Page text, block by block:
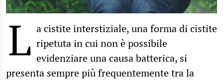
L a cistite interstiziale, una forma di cistite
ripetuta in cui non è possibile
evidenziare una causa batterica, si
presenta sempre più frequentemente tra la